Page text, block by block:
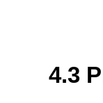
4.3